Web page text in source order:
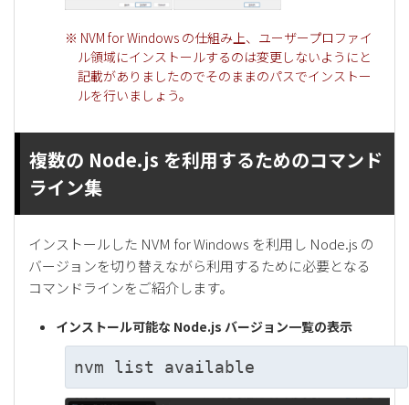
※ NVM for Windows の仕組み上、ユーザープロファイ
ル領域にインストールするのは変更しないようにと
記載がありましたのでそのままのパスでインストー
ルを行いましょう。
複数の Node.js を利用するためのコマンド
ライン集
インストールした NVM for Windows を利用し Node.js の
バージョンを切り替えながら利用するために必要となる
コマンドラインをご紹介します。
インストール可能な Node.js バージョン一覧の表示
nvm list available